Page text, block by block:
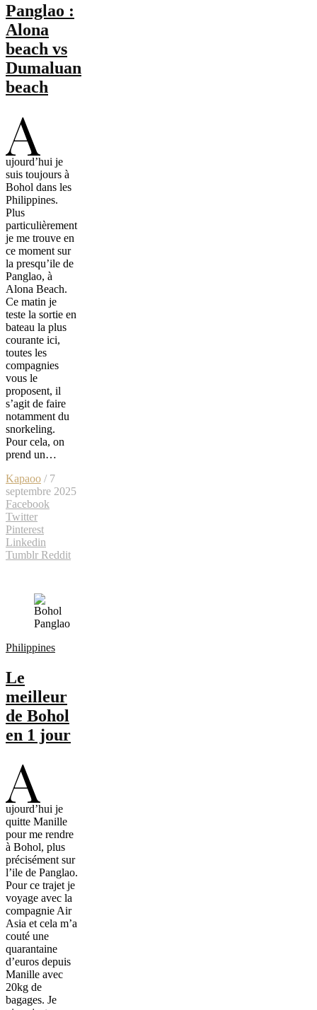
Panglao :
Alona
beach vs
Dumaluan
beach
A
ujourd’hui je
suis toujours à
Bohol dans les
Philippines.
Plus
particulièrement
je me trouve en
ce moment sur
la presqu’ile de
Panglao, à
Alona Beach.
Ce matin je
teste la sortie en
bateau la plus
courante ici,
toutes les
compagnies
vous le
proposent, il
s’agit de faire
notamment du
snorkeling.
Pour cela, on
prend un…
Kapaoo / 7
septembre 2025
Facebook
Twitter
Pinterest
Linkedin
Tumblr Reddit
Philippines
Le
meilleur
de Bohol
en 1 jour
A
ujourd’hui je
quitte Manille
pour me rendre
à Bohol, plus
précisément sur
l’ile de Panglao.
Pour ce trajet je
voyage avec la
compagnie Air
Asia et cela m’a
couté une
quarantaine
d’euros depuis
Manille avec
20kg de
bagages. Je